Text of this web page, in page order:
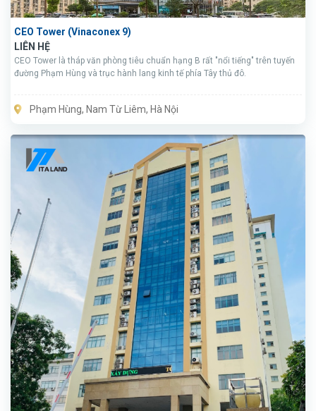
CEO Tower (Vinaconex 9)
LIÊN HỆ
CEO Tower là tháp văn phòng tiêu chuẩn hạng B rất "nổi tiếng" trên tuyến
đường Phạm Hùng và trục hành lang kinh tế phía Tây thủ đô.
Phạm Hùng, Nam Từ Liêm, Hà Nội